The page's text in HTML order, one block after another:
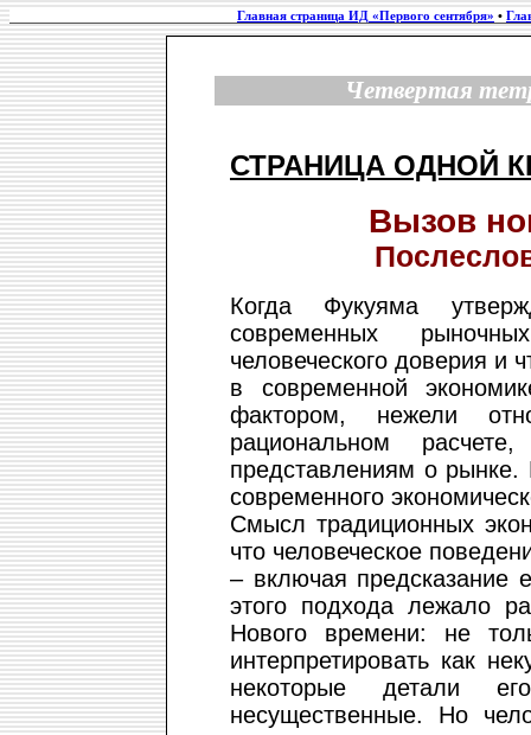
Главная страница ИД «Первого сентября» •
Четвертая
СТРАНИЦА ОДНОЙ
Вызов
Когда Фукуяма
современных
человеческого доверия и
в современной
фактором, нежели
рациональном
представлениям о
современного
Смысл традиционных
что человеческое
– включая предсказание
этого подхода лежало
Нового времени: не
интерпретировать как
некоторые детали
несущественные. Но